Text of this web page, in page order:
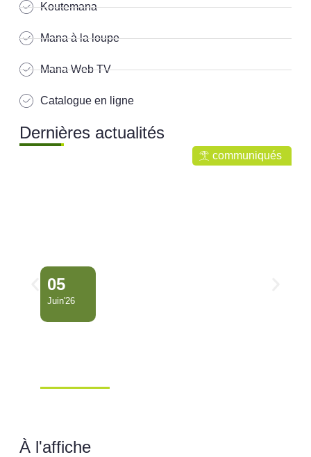
Koutemana
Mana à la loupe
Mana Web TV
Catalogue en ligne
Dernières actualités
communiqués
05
Juin'26
À l'affiche